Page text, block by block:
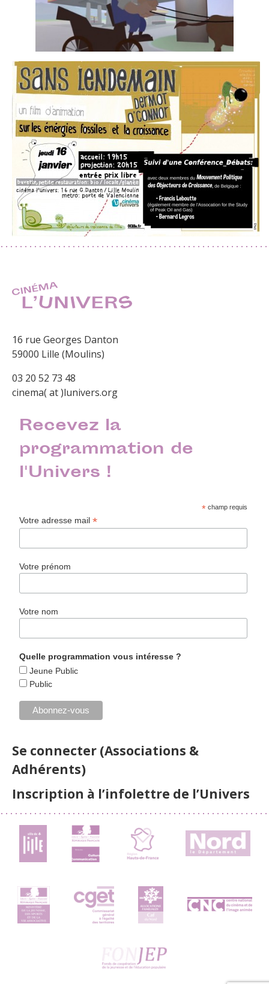
16 rue Georges Danton
59000 Lille (Moulins)
03 20 52 73 48
cinema( at )lunivers.org
Recevez la
programmation de
l'Univers !
* champ requis
Votre adresse mail*
Votre prénom
Votre nom
Quelle programmation vous intéresse ?
Jeune Public
Public
Se connecter (Associations &
Adhérents)
Inscription à l’infolettre de l’Univers